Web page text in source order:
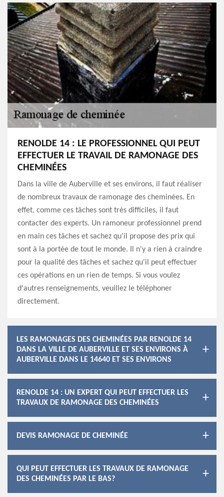
RENOLDE 14 : LE PROFESSIONNEL QUI PEUT
EFFECTUER LE TRAVAIL DE RAMONAGE DES
CHEMINÉES
Dans la ville de Auberville et ses environs, il faut réaliser
de nombreux travaux de ramonage des cheminées. En
effet, comme ces tâches sont très difficiles, il faut
contacter des experts. Un ramoneur professionnel prend
en main ces tâches et sachez qu'il propose des prix qui
sont à la portée de tout le monde. Il n'y a rien à craindre
pour la qualité des tâches et sachez qu'il peut effectuer
ces opérations en un rien de temps. Si vous voulez
d'autres renseignements, veuillez le téléphoner
directement.
LES RAMONAGES DES CHEMINÉES PAR RENOLDE 14
DANS LA VILLE DE AUBERVILLE ET SES ENVIRONS À
AUBERVILLE DANS LE 14640 ET SES ENVIRONS
RENOLDE 14 : UN EXPERT QUI PEUT EFFECTUER LES
TRAVAUX DE RAMONAGE DES CHEMINÉES
DEVIS RAMONAGE DE CHEMINÉE
QUI PEUT EFFECTUER LES TRAVAUX DE RAMONAGE
DES CHEMINÉES PAR LE BAS?